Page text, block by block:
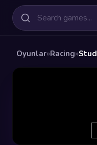
Oyunlar»Racing»